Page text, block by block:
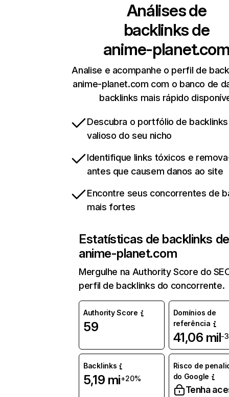
Análises de
backlinks de
anime-
Analise e acompanhe o perfil de
anime-planet.com com o banco de
backlinks mais rápido
Descubra o portfólio de
valioso do seu nicho
Identifique links tóxicos e
antes que causem danos ao site
Encontre seus concorrentes de
mais fortes
Estatísticas de backlinks de
anime-planet.com
Mergulhe na Authority Score do
perfil de backlinks do concorrente.
Authority Score
59
Domínios de
referência
41,06 mil-
Backlinks
5,19 mi+20%
Risco de
do Google
Tenha